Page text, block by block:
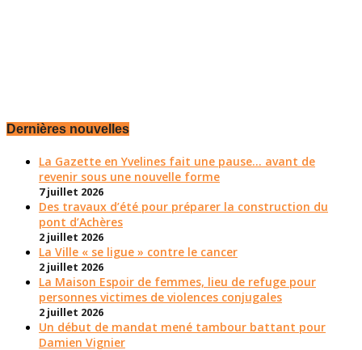
Dernières nouvelles
La Gazette en Yvelines fait une pause... avant de
revenir sous une nouvelle forme
7 juillet 2026
Des travaux d’été pour préparer la construction du
pont d’Achères
2 juillet 2026
La Ville « se ligue » contre le cancer
2 juillet 2026
La Maison Espoir de femmes, lieu de refuge pour
personnes victimes de violences conjugales
2 juillet 2026
Un début de mandat mené tambour battant pour
Damien Vignier